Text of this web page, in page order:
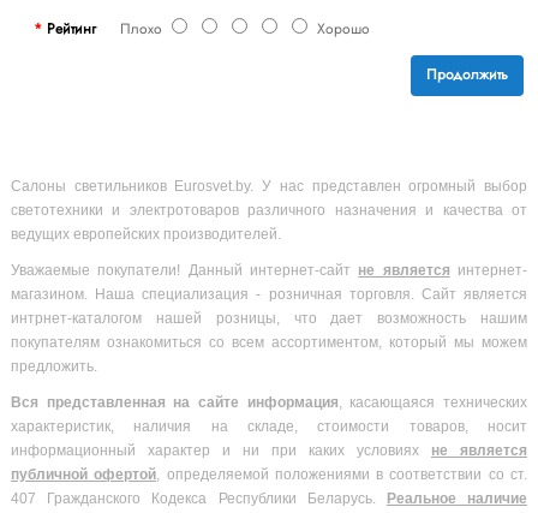
РейтингПлохо Хорошо
Продолжить
Салоны светильников Eurosvet.by. У нас представлен огромный выбор
светотехники и электротоваров различного назначения и качества от
ведущих европейских производителей.
Уважаемые покупатели! Данный интернет-сайт не является интернет-
магазином. Наша специализация - розничная торговля. Сайт является
интрнет-каталогом нашей розницы, что дает возможность нашим
покупателям ознакомиться со всем ассортиментом, который мы можем
предложить.
Вся представленная на сайте информация, касающаяся технических
характеристик, наличия на складе, стоимости товаров, носит
информационный характер и ни при каких условиях не является
публичной офертой, определяемой положениями в соответствии со ст.
407 Гражданского Кодекса Республики Беларусь.
Реальное наличие